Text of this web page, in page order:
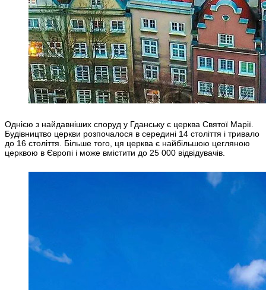
Однією з найдавніших споруд у Гданську є церква Святої Марії.
Будівництво церкви розпочалося в середині 14 століття і тривало
до 16 століття. Більше того, ця церква є найбільшою цегляною
церквою в Європі і може вмістити до 25 000 відвідувачів.